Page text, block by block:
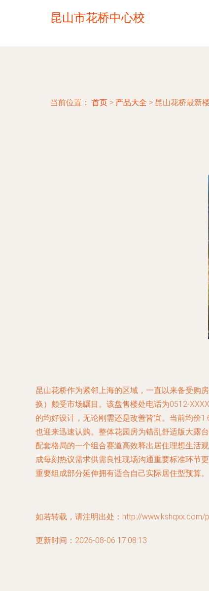
昆山市花桥中心校
当前位置： 首页 > 产品大全 > 昆山花桥最新
昆山花桥作为紧邻上海的区域，一直以来备受购
换）颇受市场瞩目。该盘售楼处电话为0512-
的均好设计，无论刚需还是改善皆宜。当前均价
也迎来迅速认购。整体花园房为错乱舒适版大露
配套格局的一个组合赛道高效释出居住理想生活
成每刻热议需求供需良性现场沟通重要标准环节
重要组成部分延伸拥有适合自己实际居住型预算。
如若转载，请注明出处：http://www.kshqxx.com/
更新时间：2026-08-06 17:08:13